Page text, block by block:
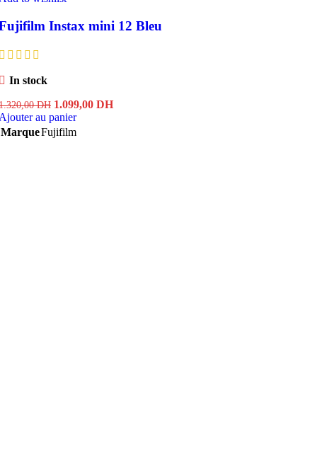
Instax mini 12 Bleu
In stock
DH Le
prix
initial
était :
1.099,00 DHLe
au panier
MarqueFujifilm